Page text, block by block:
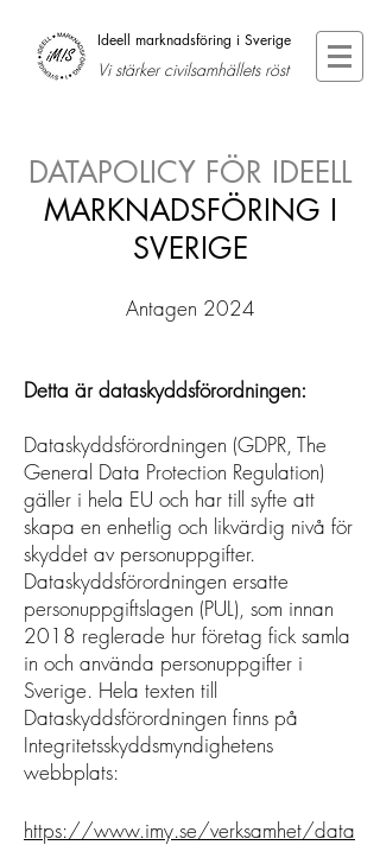
Ideell marknadsföring i Sverige
Vi stärker civilsamhällets röst
DATAPOLICY FÖR IDEELL
MARKNADSFÖRING I
SVERIGE
Antagen 2024
Detta är dataskyddsförordningen:
Dataskyddsförordningen (GDPR, The
General Data Protection Regulation)
gäller i hela EU och har till syfte att
skapa en enhetlig och likvärdig nivå för
skyddet av personuppgifter.
Dataskyddsförordningen ersatte
personuppgiftslagen (PUL), som innan
2018 reglerade hur företag fick samla
in och använda personuppgifter i
Sverige. Hela texten till
Dataskyddsförordningen finns på
Integritetsskyddsmyndighetens
webbplats:
https://www.imy.se/verksamhet/data